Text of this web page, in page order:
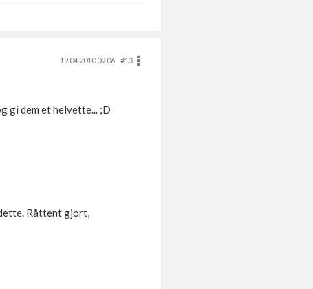
19.04.2010 09.06
#13
gi dem et helvette... ;D
Råttent gjort,